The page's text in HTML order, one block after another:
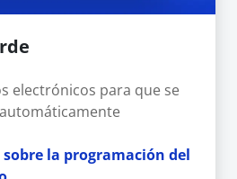
electrónicos para que se
la programación del